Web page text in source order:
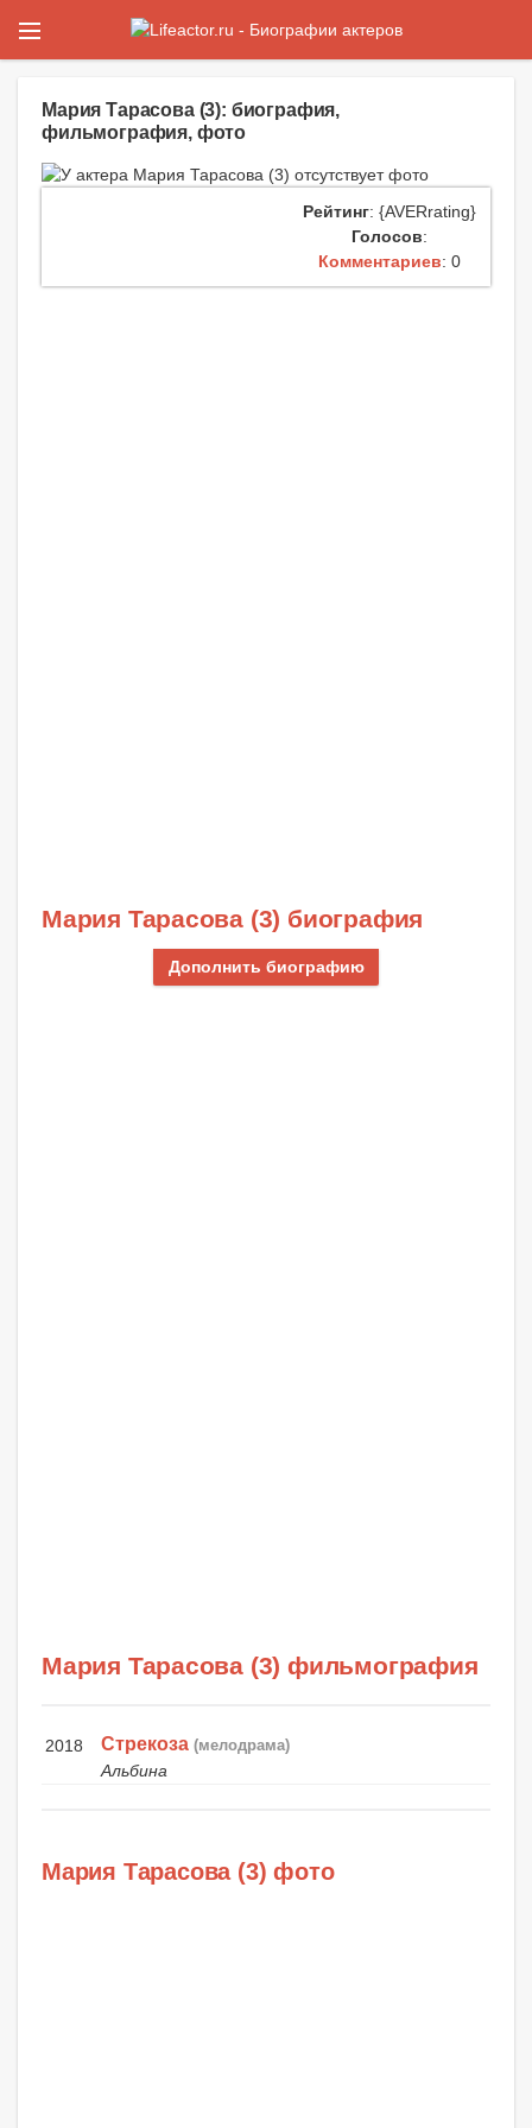
Мария Тарасова (3): биография,
фильмография, фото
Рейтинг: {AVERrating}
Голосов:
Комментариев: 0
Мария Тарасова (3) биография
Дополнить биографию
Мария Тарасова (3) фильмография
2018 Стрекоза (мелодрама)
Альбина
Мария Тарасова (3) фото